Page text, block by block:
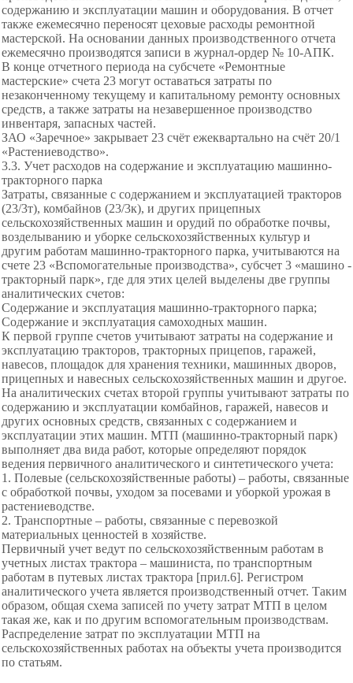
содержанию и эксплуатации машин и оборудования. В отчет
также ежемесячно переносят цеховые расходы ремонтной
мастерской. На основании данных производственного отчета
ежемесячно производятся записи в журнал-ордер № 10-АПК.
В конце отчетного периода на субсчете «Ремонтные
мастерские» счета 23 могут оставаться затраты по
незаконченному текущему и капитальному ремонту основных
средств, а также затраты на незавершенное производство
инвентаря, запасных частей.
ЗАО «Заречное» закрывает 23 счёт ежеквартально на счёт 20/1
«Растениеводство».
3.3. Учет расходов на содержание и эксплуатацию машинно-
тракторного парка
Затраты, связанные с содержанием и эксплуатацией тракторов
(23/3т), комбайнов (23/3к), и других прицепных
сельскохозяйственных машин и орудий по обработке почвы,
возделыванию и уборке сельскохозяйственных культур и
другим работам машинно-тракторного парка, учитываются на
счете 23 «Вспомогательные производства», субсчет 3 «машино -
тракторный парк», где для этих целей выделены две группы
аналитических счетов:
Содержание и эксплуатация машинно-тракторного парка;
Содержание и эксплуатация самоходных машин.
К первой группе счетов учитывают затраты на содержание и
эксплуатацию тракторов, тракторных прицепов, гаражей,
навесов, площадок для хранения техники, машинных дворов,
прицепных и навесных сельскохозяйственных машин и другое.
На аналитических счетах второй группы учитывают затраты по
содержанию и эксплуатации комбайнов, гаражей, навесов и
других основных средств, связанных с содержанием и
эксплуатации этих машин. МТП (машинно-тракторный парк)
выполняет два вида работ, которые определяют порядок
ведения первичного аналитического и синтетического учета:
1. Полевые (сельскохозяйственные работы) – работы, связанные
с обработкой почвы, уходом за посевами и уборкой урожая в
растениеводстве.
2. Транспортные – работы, связанные с перевозкой
материальных ценностей в хозяйстве.
Первичный учет ведут по сельскохозяйственным работам в
учетных листах трактора – машиниста, по транспортным
работам в путевых листах трактора [прил.6]. Регистром
аналитического учета является производственный отчет. Таким
образом, общая схема записей по учету затрат МТП в целом
такая же, как и по другим вспомогательным производствам.
Распределение затрат по эксплуатации МТП на
сельскохозяйственных работах на объекты учета производится
по статьям.